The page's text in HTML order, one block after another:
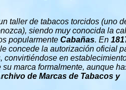
taller de tabacos torcidos (uno
siendo muy conocida la
popularmente Cabañas. En
concede la autorización oficial
convirtiéndose en
su marca formalmente, aunque
de Marcas de Tabacos y